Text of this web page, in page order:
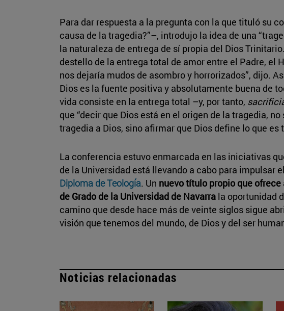
Para dar respuesta a la pregunta con la que tituló su
causa de la tragedia?”–, introdujo la idea de una
la naturaleza de entrega de sí propia del Dios
destello de la entrega total de amor entre el Padre, el
nos dejaría mudos de asombro y horrorizados”, dijo.
Dios es la fuente positiva y absolutamente buena de
vida consiste en la entrega total –y, por tanto,
que “decir que Dios está en el origen de la tragedia,
tragedia a Dios, sino afirmar que Dios define lo que es
La conferencia estuvo enmarcada en las iniciativas
de la Universidad está llevando a cabo para impulsar
Diploma de Teología. Un nuevo título propio que
de Grado de la Universidad de Navarra la oportunidad
camino que desde hace más de veinte siglos sigue
visión que tenemos del mundo, de Dios y del ser
Noticias relacionadas